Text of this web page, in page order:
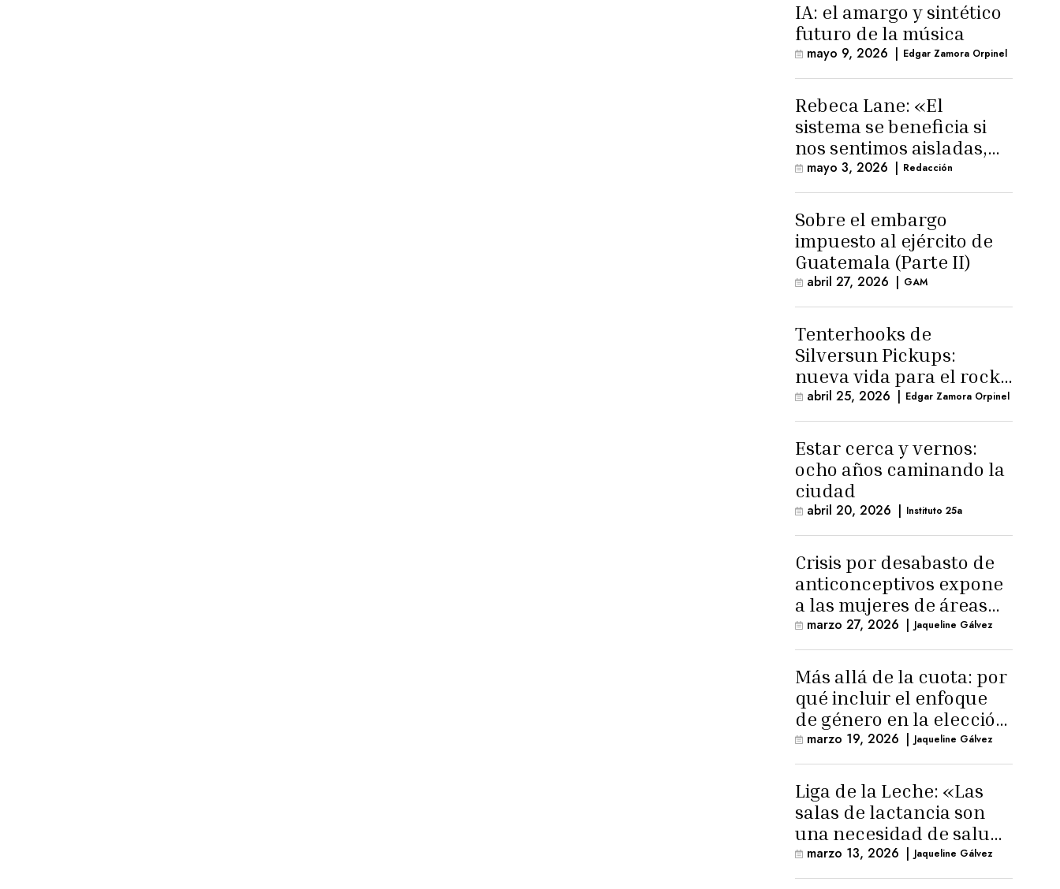
IA: el amargo y sintético
futuro de la música
mayo 9, 2026 | Edgar Zamora Orpinel
Rebeca Lane: «El
sistema se beneficia si
nos sentimos aisladas,
sin esperanza o espacio
para la ternura»
mayo 3, 2026 | Redacción
Sobre el embargo
impuesto al ejército de
Guatemala (Parte II)
abril 27, 2026 | GAM
Tenterhooks de
Silversun Pickups:
nueva vida para el rock
alternativo
abril 25, 2026 | Edgar Zamora Orpinel
Estar cerca y vernos:
ocho años caminando la
ciudad
abril 20, 2026 | Instituto 25a
Crisis por desabasto de
anticonceptivos expone
a las mujeres de áreas
rurales
marzo 27, 2026 | Jaqueline Gálvez
Más allá de la cuota: por
qué incluir el enfoque
de género en la elección
de Fiscal General
marzo 19, 2026 | Jaqueline Gálvez
Liga de la Leche: «Las
salas de lactancia son
una necesidad de salud
pública»
marzo 13, 2026 | Jaqueline Gálvez